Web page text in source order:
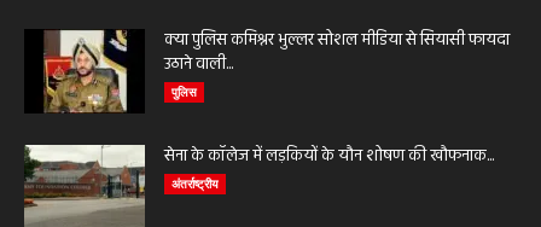
क्या पुलिस कमिश्नर भुल्लर सोशल मीडिया से सियासी फायदा
उठाने वाली...
पुलिस
सेना के कॉलेज में लड़कियों के यौन शोषण की खौफनाक...
अंतर्राष्ट्रीय